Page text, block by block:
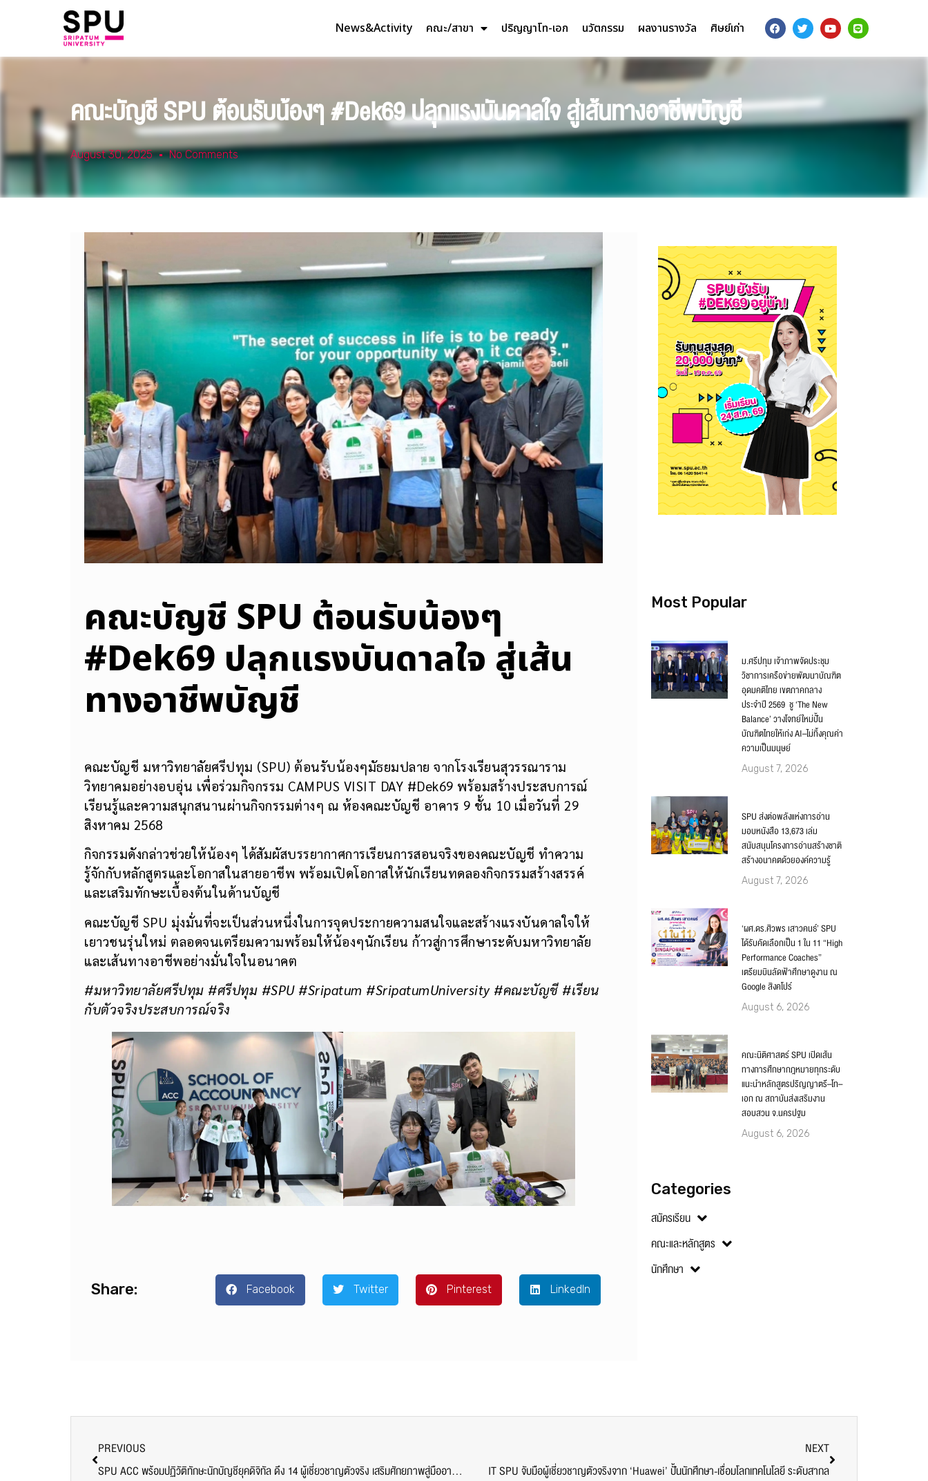
News&Activity คณะ/สาขา ปริญญาโท-เอก นวัตกรรม ผลงานรางวัล ศิษย์เก่า
คณะบัญชี SPU ต้อนรับน้องๆ #Dek69 ปลุกแรงบันดาลใจ สู่เส้นทางอาชีพบัญชี
August 30, 2025 No Comments
คณะบัญชี SPU ต้อนรับน้องๆ
#Dek69 ปลุกแรงบันดาลใจ สู่เส้น
ทางอาชีพบัญชี
คณะบัญชี มหาวิทยาลัยศรีปทุม (SPU) ต้อนรับน้องๆมัธยมปลาย จากโรงเรียนสุวรรณาราม
วิทยาคมอย่างอบอุ่น เพื่อร่วมกิจกรรม CAMPUS VISIT DAY #Dek69 พร้อมสร้างประสบการณ์
เรียนรู้และความสนุกสนานผ่านกิจกรรมต่างๆ ณ ห้องคณะบัญชี อาคาร 9 ชั้น 10 เมื่อวันที่ 29
สิงหาคม 2568
กิจกรรมดังกล่าวช่วยให้น้องๆ ได้สัมผัสบรรยากาศการเรียนการสอนจริงของคณะบัญชี ทำความ
รู้จักกับหลักสูตรและโอกาสในสายอาชีพ พร้อมเปิดโอกาสให้นักเรียนทดลองกิจกรรมสร้างสรรค์
และเสริมทักษะเบื้องต้นในด้านบัญชี
คณะบัญชี SPU มุ่งมั่นที่จะเป็นส่วนหนึ่งในการจุดประกายความสนใจและสร้างแรงบันดาลใจให้
เยาวชนรุ่นใหม่ ตลอดจนเตรียมความพร้อมให้น้องๆนักเรียน ก้าวสู่การศึกษาระดับมหาวิทยาลัย
และเส้นทางอาชีพอย่างมั่นใจในอนาคต
#มหาวิทยาลัยศรีปทุม #ศรีปทุม #SPU #Sripatum #SripatumUniversity #คณะบัญชี #เรียน
กับตัวจริงประสบการณ์จริง
Share: Facebook Twitter Pinterest LinkedIn
Most Popular
ม.ศรีปทุม เจ้าภาพจัดประชุม
วิชาการเครือข่ายพัฒนาบัณฑิต
อุดมคติไทย เขตภาคกลาง
ประจำปี 2569 ชู ‘The New
Balance’ วางโจทย์ใหม่ปั้น
บัณฑิตไทยให้เก่ง AI–ไม่ทิ้งคุณค่า
ความเป็นมนุษย์
August 7, 2026
SPU ส่งต่อพลังแห่งการอ่าน
มอบหนังสือ 13,673 เล่ม
สนับสนุนโครงการอ่านสร้างชาติ
สร้างอนาคตด้วยองค์ความรู้
August 7, 2026
‘ผศ.ดร.ศิวพร เสาวคนธ์’ SPU
ได้รับคัดเลือกเป็น 1 ใน 11 “High
Performance Coaches”
เตรียมบินลัดฟ้าศึกษาดูงาน ณ
Google สิงคโปร์
August 6, 2026
คณะนิติศาสตร์ SPU เปิดเส้น
ทางการศึกษากฎหมายทุกระดับ
แนะนำหลักสูตรปริญญาตรี–โท–
เอก ณ สถาบันส่งเสริมงาน
สอบสวน จ.นครปฐม
August 6, 2026
Categories
สมัครเรียน
คณะและหลักสูตร
นักศึกษา
PREVIOUS
SPU ACC พร้อมปฏิวัติทักษะนักบัญชียุคดิจิทัล ดึง 14 ผู้เชี่ยวชาญตัวจริง เสริมศักยภาพสู่มืออาชีพ
NEXT
IT SPU จับมือผู้เชี่ยวชาญตัวจริงจาก ‘Huawei’ ปั้นนักศึกษา-เชื่อมโลกเทคโนโลยี ระดับสากล